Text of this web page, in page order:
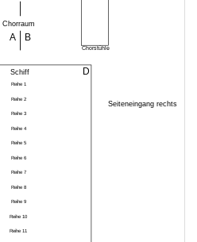
Chorstühle
Chorraum
A B
D
Schiff
Seiteneingang rechts
Reihe 1
Reihe 2
Reihe 3
Reihe 4
Reihe 5
Reihe 6
Reihe 7
Reihe 8
Reihe 9
Reihe 10
Reihe 11